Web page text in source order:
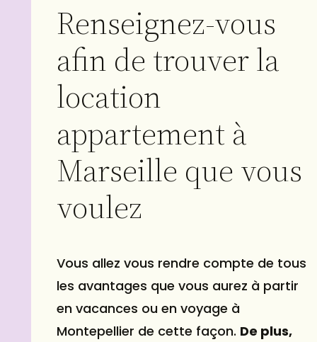
Renseignez-vous
afin de trouver la
location
appartement à
Marseille que vous
voulez
Vous allez vous rendre compte de tous
les avantages que vous aurez à partir
en vacances ou en voyage à
Montepellier de cette façon. De plus,